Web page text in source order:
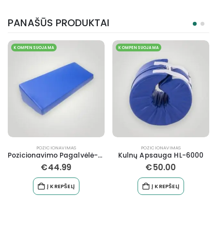
PANAŠŪS PRODUKTAI
KOMPENSUOJAMA
POZICIONAVIMAS
Pozicionavimo Pagalvėlė-Trikampis
€44.99
Į KREPŠELĮ
KOMPENSUOJAMA
POZICIONAVIMAS
Kulnų Apsauga HL-6000
€50.00
Į KREPŠELĮ